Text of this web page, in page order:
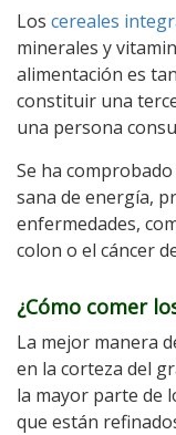
Los cereales
minerales y
alimentación es
constituir una
una persona
Se ha
sana de energía,
enfermedades,
colon o el cáncer
¿Cómo comer
La mejor manera
en la corteza del
la mayor parte de
que están